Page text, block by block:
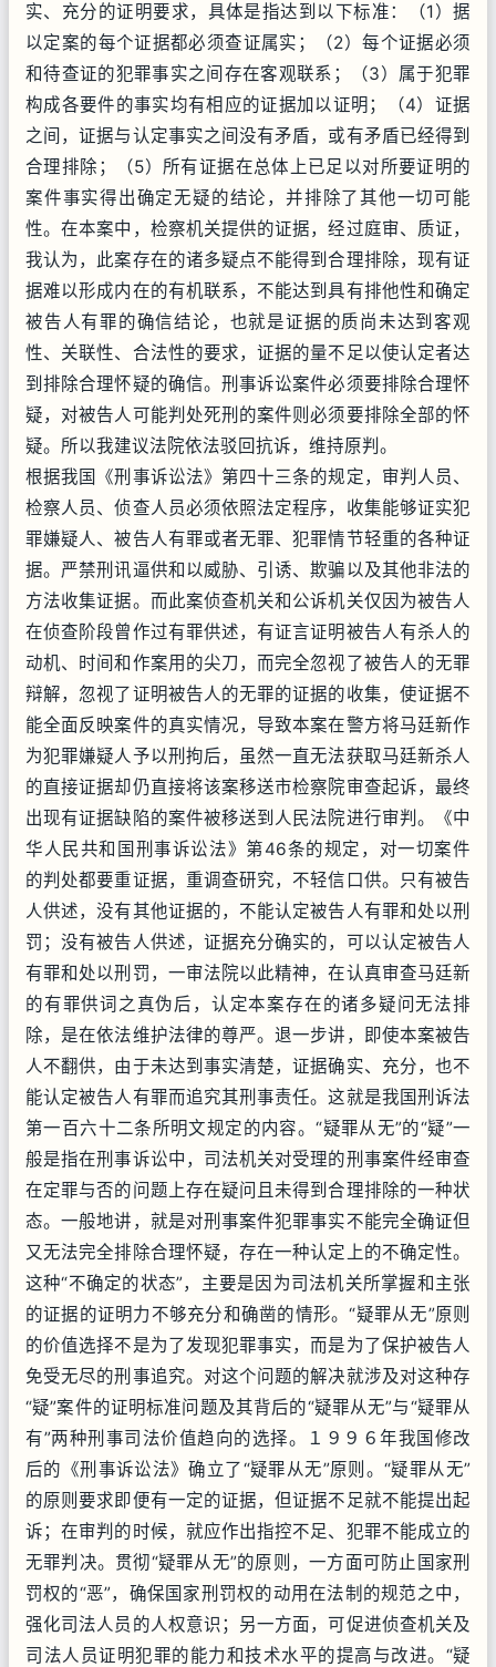
实、充分的证明要求，具体是指达到以下标准：（1）据
以定案的每个证据都必须查证属实；（2）每个证据必须
和待查证的犯罪事实之间存在客观联系；（3）属于犯罪
构成各要件的事实均有相应的证据加以证明；（4）证据
之间，证据与认定事实之间没有矛盾，或有矛盾已经得到
合理排除；（5）所有证据在总体上已足以对所要证明的
案件事实得出确定无疑的结论，并排除了其他一切可能
性。在本案中，检察机关提供的证据，经过庭审、质证，
我认为，此案存在的诸多疑点不能得到合理排除，现有证
据难以形成内在的有机联系，不能达到具有排他性和确定
被告人有罪的确信结论，也就是证据的质尚未达到客观
性、关联性、合法性的要求，证据的量不足以使认定者达
到排除合理怀疑的确信。刑事诉讼案件必须要排除合理怀
疑，对被告人可能判处死刑的案件则必须要排除全部的怀
疑。所以我建议法院依法驳回抗诉，维持原判。
根据我国《刑事诉讼法》第四十三条的规定，审判人员、
检察人员、侦查人员必须依照法定程序，收集能够证实犯
罪嫌疑人、被告人有罪或者无罪、犯罪情节轻重的各种证
据。严禁刑讯逼供和以威胁、引诱、欺骗以及其他非法的
方法收集证据。而此案侦查机关和公诉机关仅因为被告人
在侦查阶段曾作过有罪供述，有证言证明被告人有杀人的
动机、时间和作案用的尖刀，而完全忽视了被告人的无罪
辩解，忽视了证明被告人的无罪的证据的收集，使证据不
能全面反映案件的真实情况，导致本案在警方将马廷新作
为犯罪嫌疑人予以刑拘后，虽然一直无法获取马廷新杀人
的直接证据却仍直接将该案移送市检察院审查起诉，最终
出现有证据缺陷的案件被移送到人民法院进行审判。《中
华人民共和国刑事诉讼法》第46条的规定，对一切案件
的判处都要重证据，重调查研究，不轻信口供。只有被告
人供述，没有其他证据的，不能认定被告人有罪和处以刑
罚；没有被告人供述，证据充分确实的，可以认定被告人
有罪和处以刑罚，一审法院以此精神，在认真审查马廷新
的有罪供词之真伪后，认定本案存在的诸多疑问无法排
除，是在依法维护法律的尊严。退一步讲，即使本案被告
人不翻供，由于未达到事实清楚，证据确实、充分，也不
能认定被告人有罪而追究其刑事责任。这就是我国刑诉法
第一百六十二条所明文规定的内容。“疑罪从无”的“疑”一
般是指在刑事诉讼中，司法机关对受理的刑事案件经审查
在定罪与否的问题上存在疑问且未得到合理排除的一种状
态。一般地讲，就是对刑事案件犯罪事实不能完全确证但
又无法完全排除合理怀疑，存在一种认定上的不确定性。
这种“不确定的状态”，主要是因为司法机关所掌握和主张
的证据的证明力不够充分和确凿的情形。“疑罪从无”原则
的价值选择不是为了发现犯罪事实，而是为了保护被告人
免受无尽的刑事追究。对这个问题的解决就涉及对这种存
“疑”案件的证明标准问题及其背后的“疑罪从无”与“疑罪从
有”两种刑事司法价值趋向的选择。１９９６年我国修改
后的《刑事诉讼法》确立了“疑罪从无”原则。“疑罪从无”
的原则要求即便有一定的证据，但证据不足就不能提出起
诉；在审判的时候，就应作出指控不足、犯罪不能成立的
无罪判决。贯彻“疑罪从无”的原则，一方面可防止国家刑
罚权的“恶”，确保国家刑罚权的动用在法制的规范之中，
强化司法人员的人权意识；另一方面，可促进侦查机关及
司法人员证明犯罪的能力和技术水平的提高与改进。“疑